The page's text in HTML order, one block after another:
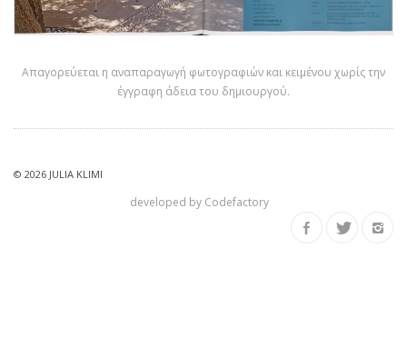
Απαγορεύεται η αναπαραγωγή φωτογραφιών και κειμένου χωρίς την
έγγραφη άδεια του δημιουργού.
© 2026 JULIA KLIMI
developed by Codefactory